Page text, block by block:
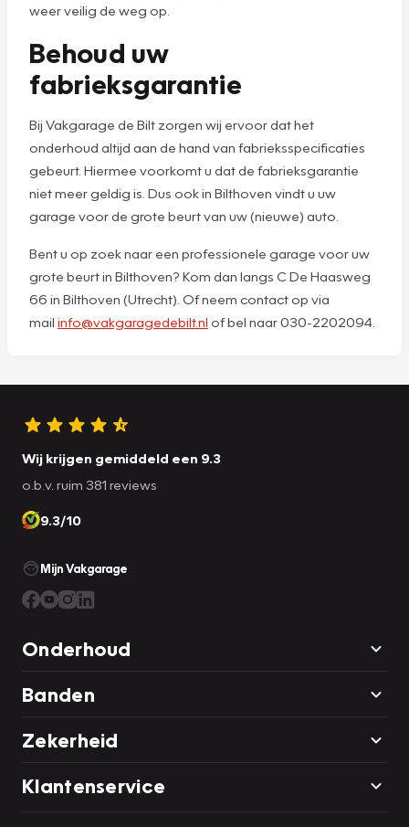
weer veilig de weg op.
Behoud uw
fabrieksgarantie
Bij Vakgarage de Bilt zorgen wij ervoor dat het
onderhoud altijd aan de hand van fabrieksspecificaties
gebeurt. Hiermee voorkomt u dat de fabrieksgarantie
niet meer geldig is. Dus ook in Bilthoven vindt u uw
garage voor de grote beurt van uw (nieuwe) auto.
Bent u op zoek naar een professionele garage voor uw
grote beurt in Bilthoven? Kom dan langs C De Haasweg
66 in Bilthoven (Utrecht). Of neem contact op via
mail info@vakgaragedebilt.nl of bel naar 030-2202094.
Wij krijgen gemiddeld een 9.3
o.b.v. ruim 381 reviews
9.3/10
Mijn Vakgarage
Onderhoud
Banden
Zekerheid
Klantenservice